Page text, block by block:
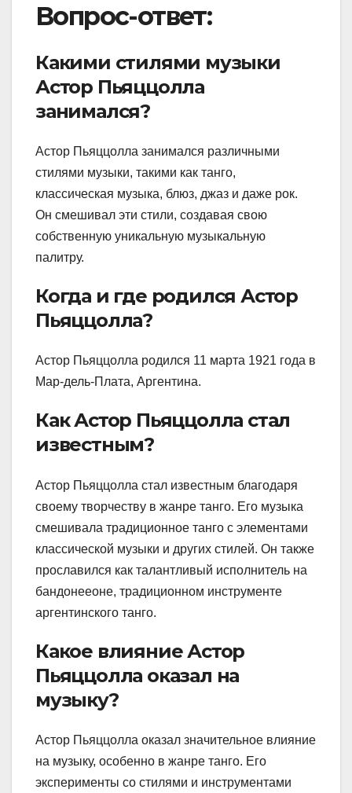
Вопрос-ответ:
Какими стилями музыки
Астор Пьяццолла
занимался?
Астор Пьяццолла занимался различными
стилями музыки, такими как танго,
классическая музыка, блюз, джаз и даже рок.
Он смешивал эти стили, создавая свою
собственную уникальную музыкальную
палитру.
Когда и где родился Астор
Пьяццолла?
Астор Пьяццолла родился 11 марта 1921 года в
Мар-дель-Плата, Аргентина.
Как Астор Пьяццолла стал
известным?
Астор Пьяццолла стал известным благодаря
своему творчеству в жанре танго. Его музыка
смешивала традиционное танго с элементами
классической музыки и других стилей. Он также
прославился как талантливый исполнитель на
бандонееоне, традиционном инструменте
аргентинского танго.
Какое влияние Астор
Пьяццолла оказал на
музыку?
Астор Пьяццолла оказал значительное влияние
на музыку, особенно в жанре танго. Его
эксперименты со стилями и инструментами